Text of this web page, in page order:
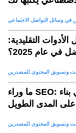
في وسائل التواصل الاجتماعي
التقليدية:
عام 2025؟
وتسويق المحتوى للمصدرين
ما وراء SEO: كيف يساعد الذكاء الاصطناعى في بناء
على المدى الطويل
وتسويق المحتوى للمصدرين